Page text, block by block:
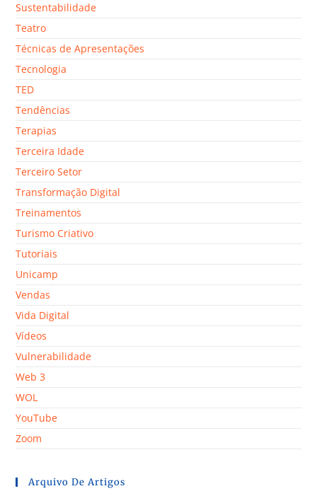
Sustentabilidade
Teatro
Técnicas de Apresentações
Tecnologia
TED
Tendências
Terapias
Terceira Idade
Terceiro Setor
Transformação Digital
Treinamentos
Turismo Criativo
Tutoriais
Unicamp
Vendas
Vida Digital
Vídeos
Vulnerabilidade
Web 3
WOL
YouTube
Zoom
Arquivo De Artigos